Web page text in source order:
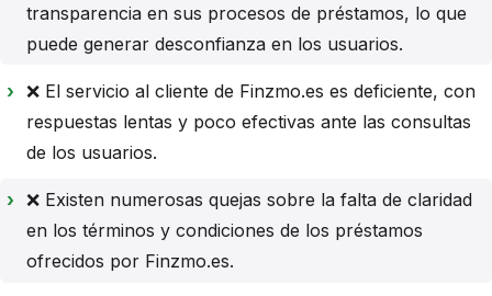
transparencia en sus procesos de préstamos, lo que
puede generar desconfianza en los usuarios.
❌ El servicio al cliente de Finzmo.es es deficiente, con
respuestas lentas y poco efectivas ante las consultas
de los usuarios.
❌ Existen numerosas quejas sobre la falta de claridad
en los términos y condiciones de los préstamos
ofrecidos por Finzmo.es.